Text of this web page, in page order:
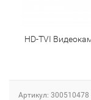
HD-TVI
Артикул: 300510478